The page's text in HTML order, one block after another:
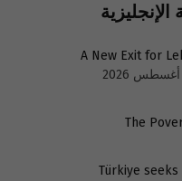
A New Exit for
The
Türkiye